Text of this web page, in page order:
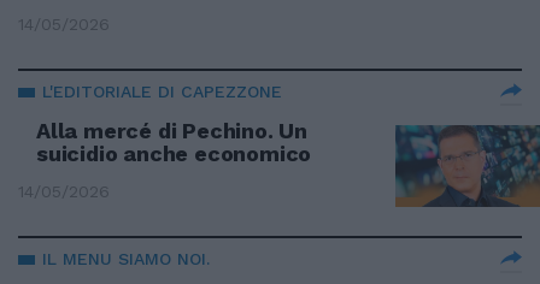
14/05/2026
L'EDITORIALE DI CAPEZZONE
Alla mercé di Pechino. Un
suicidio anche economico
14/05/2026
IL MENU SIAMO NOI.